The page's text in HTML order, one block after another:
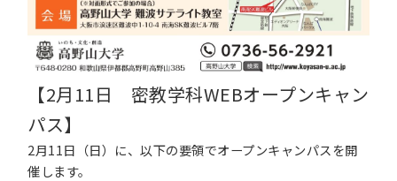
【2月11日 密教学科WEBオープンキャン
パス】
2月11日（日）に、以下の要領でオープンキャンパスを開
催します。